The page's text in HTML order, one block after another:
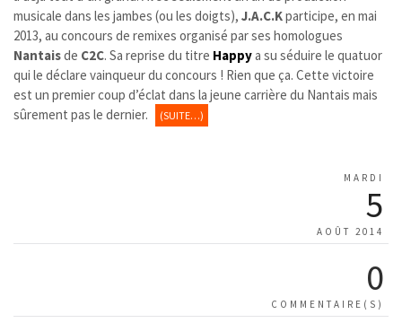
musicale dans les jambes (ou les doigts), J.A.C.Kparticipe, en mai
2013, au concours de remixes organisé par ses homologues
Nantaisde C2C. Sa reprise du titre Happya su séduire le quatuor
qui le déclare vainqueur du concours ! Rien que ça. Cette victoire
est un premier coup d’éclat dans la jeune carrière du Nantais mais
sûrement pas le dernier.
(SUITE…)
MARDI
5
AOÛT 2014
0
COMMENTAIRE(S)